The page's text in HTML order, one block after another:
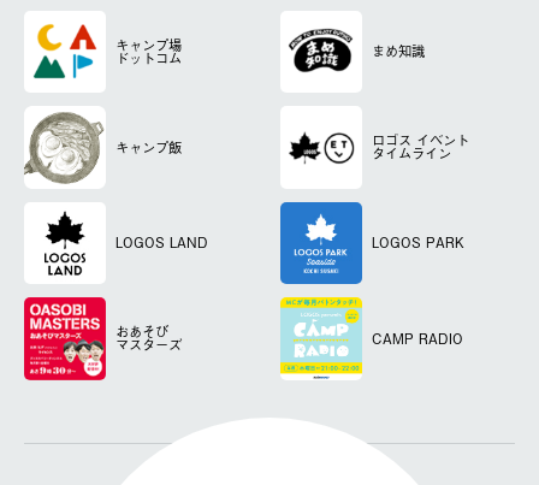
キャンプ場
ドットコム まめ知識
キャンプ飯 ロゴス イベント
タイムライン
LOGOS LAND LOGOS PARK
おあそび
マスターズ CAMP RADIO